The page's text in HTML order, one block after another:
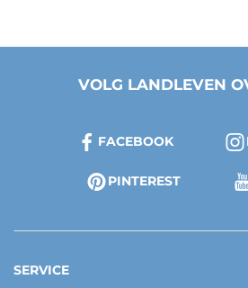
VOLG LANDLEVEN
FACEBOOK
PINTEREST
SERVICE